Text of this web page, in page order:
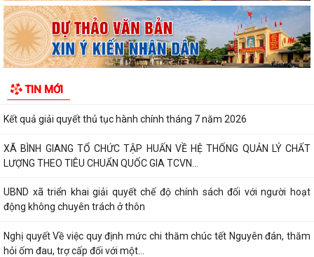
TIN MỚI
Công khai Nghị Quyết quy định về lệ phí đăng ký kinh doanh trên địa
bàn thành phố Hải Phòng
bị bãi bỏ thuộc phạm vi chức...
Kết quả giải quyết thủ tục hành chính tháng 7 năm 2026
XÃ BÌNH GIANG TỔ CHỨC TẬP HUẤN VỀ HỆ THỐNG QUẢN LÝ CHẤT
LƯỢNG THEO TIÊU CHUẨN QUỐC GIA TCVN...
UBND xã triển khai giải quyết chế độ chính sách đối với người hoạt
động không chuyên trách ở thôn
Nghị quyết Về việc quy định mức chi thăm chúc tết Nguyên đán, thăm
hỏi ốm đau, trợ cấp đối với một...